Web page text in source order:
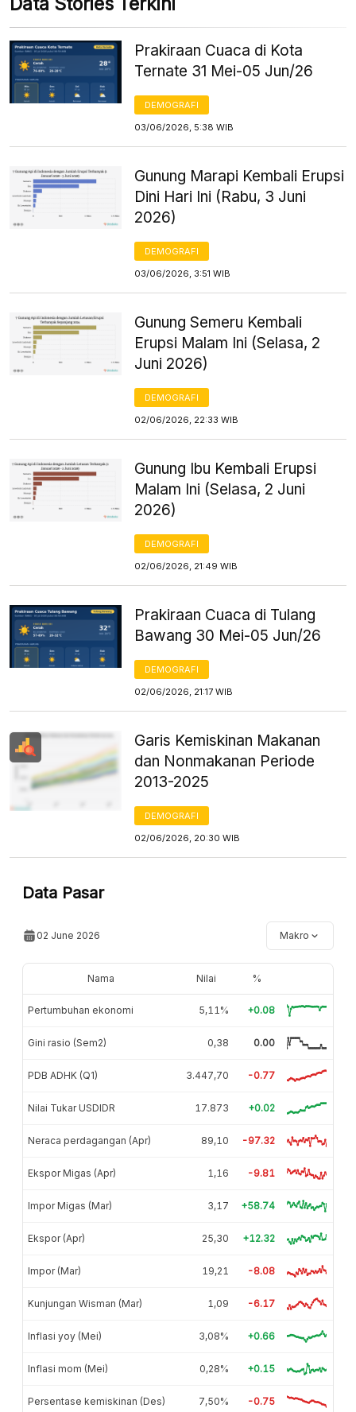
Prakiraan Cuaca di Kota
Ternate 31 Mei-05 Jun/26
DEMOGRAFI
03/06/2026, 5:38 WIB
Gunung Marapi Kembali Erupsi
Dini Hari Ini (Rabu, 3 Juni
2026)
DEMOGRAFI
03/06/2026, 3:51 WIB
Gunung Semeru Kembali
Erupsi Malam Ini (Selasa, 2
Juni 2026)
DEMOGRAFI
02/06/2026, 22:33 WIB
Gunung Ibu Kembali Erupsi
Malam Ini (Selasa, 2 Juni
2026)
DEMOGRAFI
02/06/2026, 21:49 WIB
Prakiraan Cuaca di Tulang
Bawang 30 Mei-05 Jun/26
DEMOGRAFI
02/06/2026, 21:17 WIB
Garis Kemiskinan Makanan
dan Nonmakanan Periode
2013-2025
DEMOGRAFI
02/06/2026, 20:30 WIB
Data Pasar
02 June 2026 Makro
Nama Nilai %
Pertumbuhan ekonomi 5,11% +0.08
Gini rasio (Sem2) 0,38 0.00
PDB ADHK (Q1) 3.447,70 -0.77
Nilai Tukar USDIDR 17.873 +0.02
Neraca perdagangan (Apr) 89,10 -97.32
Ekspor Migas (Apr) 1,16 -9.81
Impor Migas (Mar) 3,17 +58.74
Ekspor (Apr) 25,30 +12.32
Impor (Mar) 19,21 -8.08
Kunjungan Wisman (Mar) 1,09 -6.17
Inflasi yoy (Mei) 3,08% +0.66
Inflasi mom (Mei) 0,28% +0.15
Persentase kemiskinan (Des) 7,50% -0.75